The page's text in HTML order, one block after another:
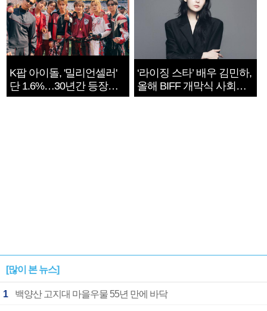
K팝 아이돌, '밀리언셀러'
단 1.6%…30년간 등장
1182개팀 전수조사
‘라이징 스타’ 배우 김민하,
올해 BIFF 개막식 사회자
확정
[많이 본 뉴스]
1 백양산 고지대 마을우물 55년 만에 바닥